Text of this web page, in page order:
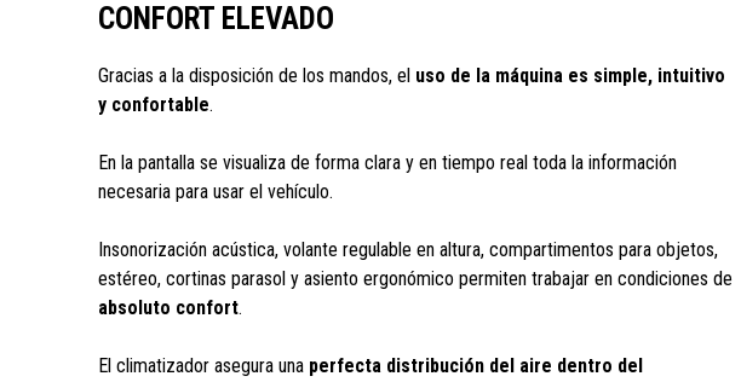
CONFORT ELEVADO
Gracias a la disposición de los mandos, el uso de la máquina es simple, intuitivo
y confortable.
En la pantalla se visualiza de forma clara y en tiempo real toda la información
necesaria para usar el vehículo.
Insonorización acústica, volante regulable en altura, compartimentos para objetos,
estéreo, cortinas parasol y asiento ergonómico permiten trabajar en condiciones de
absoluto confort.
El climatizador asegura una perfecta distribución del aire dentro del